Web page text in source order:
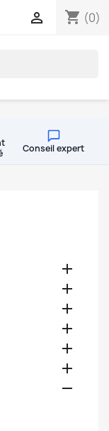
shopping_cart (0)

Conseil expert






